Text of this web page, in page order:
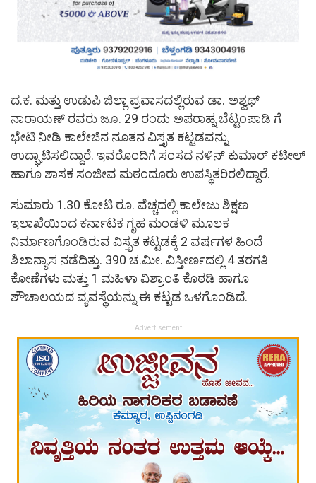
ದ.ಕ. ಮತ್ತು ಉಡುಪಿ ಜಿಲ್ಲಾ ಪ್ರವಾಸದಲ್ಲಿರುವ ಡಾ. ಅಶ್ವಥ್
ನಾರಾಯಣ್ ರವರು ಜೂ. 29 ರಂದು ಅಪರಾಹ್ನ ಬೆಟ್ಟಂಪಾಡಿ ಗೆ
ಭೇಟಿ ನೀಡಿ ಕಾಲೇಜಿನ ನೂತನ ವಿಸ್ತೃತ ಕಟ್ಟಡವನ್ನು
ಉದ್ಘಾಟಿಸಲಿದ್ದಾರೆ. ಇವರೊಂದಿಗೆ ಸಂಸದ ನಳಿನ್ ಕುಮಾರ್ ಕಟೀಲ್
ಹಾಗೂ ಶಾಸಕ ಸಂಜೀವ ಮಠಂದೂರು ಉಪಸ್ಥಿತರಿರಲಿದ್ದಾರೆ.
ಸುಮಾರು 1.30 ಕೋಟಿ ರೂ. ವೆಚ್ಚದಲ್ಲಿ ಕಾಲೇಜು ಶಿಕ್ಷಣ
ಇಲಾಖೆಯಿಂದ ಕರ್ನಾಟಕ ಗೃಹ ಮಂಡಳಿ ಮೂಲಕ
ನಿರ್ಮಾಣಗೊಂಡಿರುವ ವಿಸ್ತೃತ ಕಟ್ಟಡಕ್ಕೆ 2 ವರ್ಷಗಳ ಹಿಂದೆ
ಶಿಲಾನ್ಯಾಸ ನಡೆದಿತ್ತು. 390 ಚ.ಮೀ. ವಿಸ್ತೀರ್ಣದಲ್ಲಿ 4 ತರಗತಿ
ಕೋಣೆಗಳು ಮತ್ತು 1 ಮಹಿಳಾ ವಿಶ್ರಾಂತಿ ಕೊಠಡಿ ಹಾಗೂ
ಶೌಚಾಲಯದ ವ್ಯವಸ್ಥೆಯನ್ನು ಈ ಕಟ್ಟಡ ಒಳಗೊಂಡಿದೆ.
Advertisement